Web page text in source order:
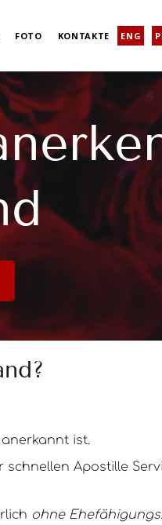
FOTO KONTAKTE ENG
ist.
Apostille
ohne